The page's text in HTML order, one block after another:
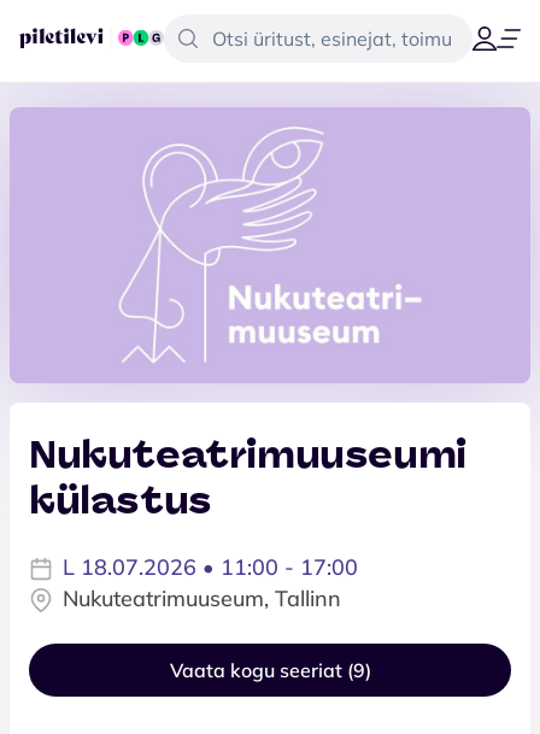
Nukuteatrimuuseumi
külastus
L 18.07.2026 • 11:00 - 17:00
Nukuteatrimuuseum, Tallinn
Vaata kogu seeriat (9)